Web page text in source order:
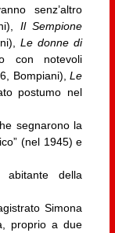
senz’altro
Il Sempione
Le donne di
con notevoli
Bompiani),Le
postumo nel
segnarono la
(nel 1945) e
della
Simona
proprio a due